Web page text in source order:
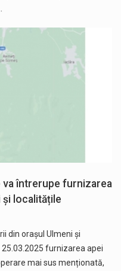
va întrerupe furnizarea
și localitățile
din orașul Ulmeni și
furnizarea apei
mai sus menționată,